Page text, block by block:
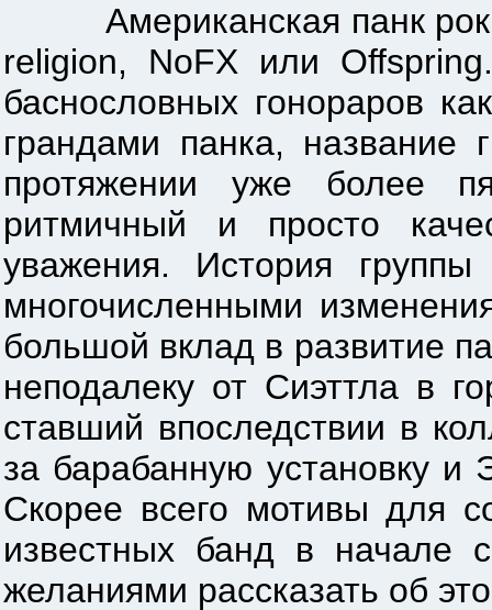
Американская панк рок
religion, NoFX или
баснословных гонораров
грандами панка,
протяжении уже более
ритмичный и просто
уважения. История
многочисленными
большой вклад в развитие
неподалеку от Сиэттла в
ставший впоследствии в
за барабанную установку и
Скорее всего мотивы для
известных банд в начале
желаниями рассказать об